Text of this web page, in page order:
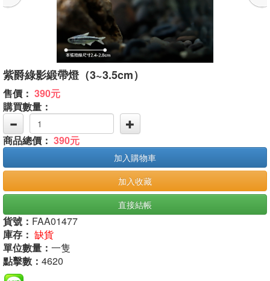
紫爵綠影緞帶燈（3~3.5cm）
售價： 390元
購買數量：
商品總價： 390元
加入購物車
加入收藏
直接結帳
貨號： FAA01477
庫存： 缺貨
單位數量： 一隻
點擊數： 4620